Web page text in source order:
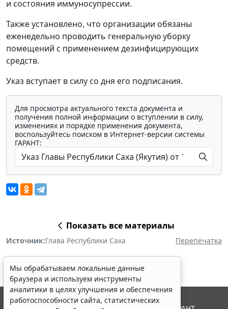
и состояния иммуносупрессии.
Также установлено, что организации обязаны
еженедельно проводить генеральную уборку
помещений с применением дезинфицирующих
средств.
Указ вступает в силу со дня его подписания.
Для просмотра актуального текста документа и
получения полной информации о вступлении в силу,
изменениях и порядке применения документа,
воспользуйтесь поиском в Интернет-версии системы
ГАРАНТ:
Показать все материалы
Источник:Глава Республики Саха Перепечатка
Мы обрабатываем локальные данные
браузера и используем инструменты
аналитики в целях улучшения и обеспечения
работоспособности сайта, статистических